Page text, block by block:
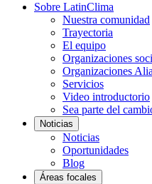
Sobre LatinClima
Nuestra comunidad
Trayectoria
El equipo
Organizaciones
Organizaciones
Servicios
Video introductorio
Sea parte del
Noticias
Noticias
Oportunidades
Blog
Áreas focales